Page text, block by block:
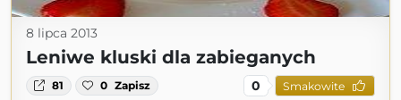
8 lipca 2013
Leniwe kluski dla zabieganych
81 0 Zapisz 0 Smakowite